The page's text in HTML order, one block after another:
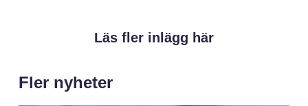
Läs fler inlägg här
Fler nyheter